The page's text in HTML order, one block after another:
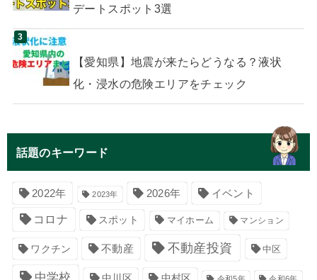
デートスポット3選
【愛知県】地震が来たらどうなる？液状
化・浸水の危険エリアをチェック
話題のキーワード
2022年 2023年 2026年 イベント
コロナ スポット マイホーム マンション
ワクチン 不動産 不動産投資 中区